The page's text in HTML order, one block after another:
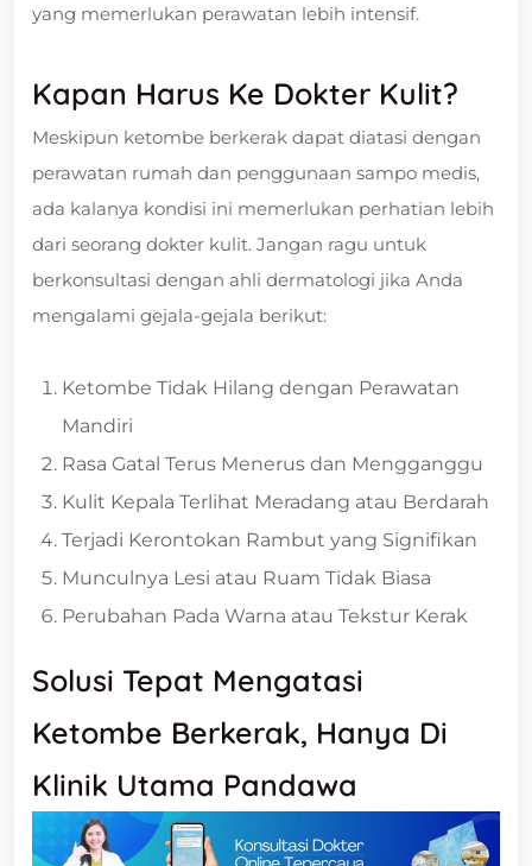
yang memerlukan perawatan lebih intensif.
Kapan Harus Ke Dokter Kulit?
Meskipun ketombe berkerak dapat diatasi dengan
perawatan rumah dan penggunaan sampo medis,
ada kalanya kondisi ini memerlukan perhatian lebih
dari seorang dokter kulit. Jangan ragu untuk
berkonsultasi dengan ahli dermatologi jika Anda
mengalami gejala-gejala berikut:
Ketombe Tidak Hilang dengan Perawatan
Mandiri
Rasa Gatal Terus Menerus dan Mengganggu
Kulit Kepala Terlihat Meradang atau Berdarah
Terjadi Kerontokan Rambut yang Signifikan
Munculnya Lesi atau Ruam Tidak Biasa
Perubahan Pada Warna atau Tekstur Kerak
Solusi Tepat Mengatasi
Ketombe Berkerak, Hanya Di
Klinik Utama Pandawa